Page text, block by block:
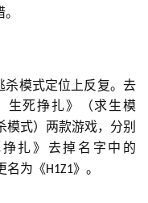
杀模式定位上反复。去
生死挣扎》（求生模
模式）两款游戏，分别
挣扎》去掉名字中的
名为《H1Z1》。